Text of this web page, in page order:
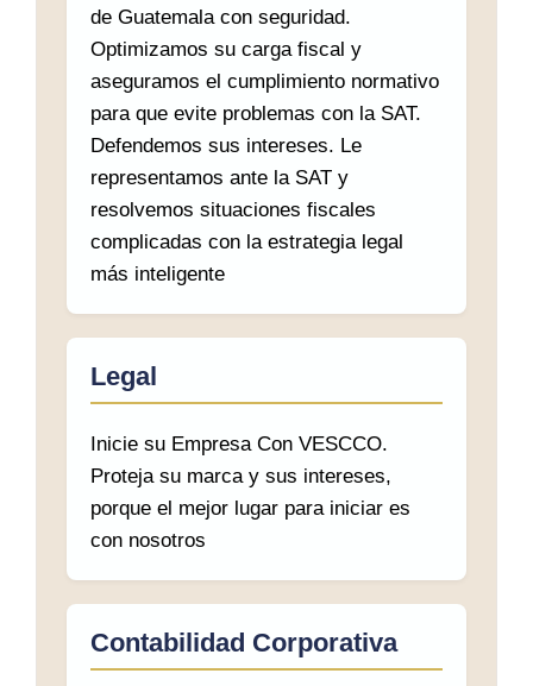
de Guatemala con seguridad.
Optimizamos su carga fiscal y
aseguramos el cumplimiento normativo
para que evite problemas con la SAT.
Defendemos sus intereses. Le
representamos ante la SAT y
resolvemos situaciones fiscales
complicadas con la estrategia legal
más inteligente
Legal
Inicie su Empresa Con VESCCO.
Proteja su marca y sus intereses,
porque el mejor lugar para iniciar es
con nosotros
Contabilidad Corporativa